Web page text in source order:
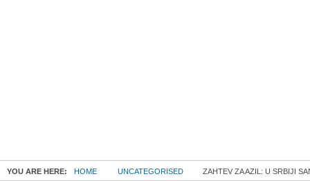
YOU ARE HERE: HOME UNCATEGORISED ZAHTEV ZA AZIL: U SRBIJI